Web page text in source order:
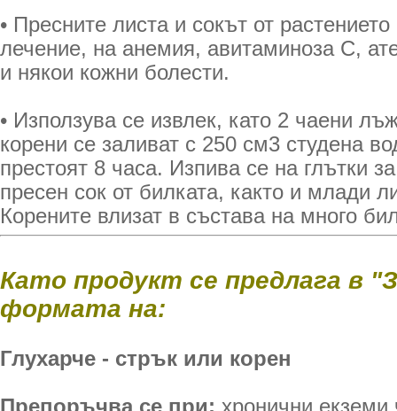
• Пресните листа и сокът от
лечение, на анемия, авитаминоза С,
и някои кожни болести.
• Използува се извлек, като 2 чаени
корени се заливат с 250 см3 студена
престоят 8 часа. Изпива се на глътки
пресен сок от билката, както и млади
Корените влизат в състава на много
Като продукт се предлага в
формата на:
Глухарче - стрък или корен